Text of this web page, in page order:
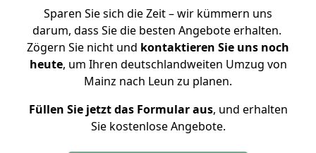
Sparen Sie sich die Zeit – wir kümmern uns
darum, dass Sie die besten Angebote erhalten.
Zögern Sie nicht und kontaktieren Sie uns noch
heute, um Ihren deutschlandweiten Umzug von
Mainz nach Leun zu planen.
Füllen Sie jetzt das Formular aus, und erhalten
Sie kostenlose Angebote.